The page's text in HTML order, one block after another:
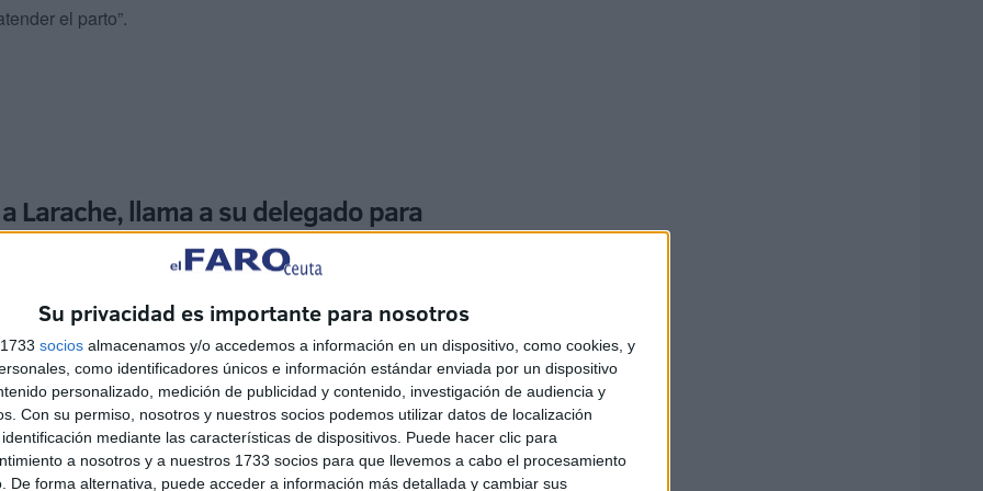
Su privacidad es importante para nosotros
socios almacenamos y/o accedemos a información en un dispositivo, como cookies, y
como identificadores únicos e información estándar enviada por un dispositivo
personalizado, medición de publicidad y contenido, investigación de audiencia y
Con su permiso, nosotros y nuestros socios podemos utilizar datos de localización
mediante las características de dispositivos. Puede hacer clic para
a nosotros y a nuestros 1733 socios para que llevemos a cabo el procesamiento
De forma alternativa, puede acceder a información más detallada y cambiar sus
el parto”.
Larache, llama a su delegado para
de asistencia, la enfermera decidió trasladar a la
Sin embargo, el estado de la mujer se deterioró